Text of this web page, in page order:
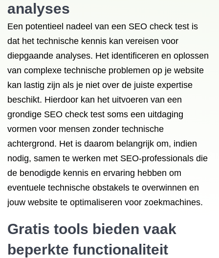
analyses
Een potentieel nadeel van een SEO check test is
dat het technische kennis kan vereisen voor
diepgaande analyses. Het identificeren en oplossen
van complexe technische problemen op je website
kan lastig zijn als je niet over de juiste expertise
beschikt. Hierdoor kan het uitvoeren van een
grondige SEO check test soms een uitdaging
vormen voor mensen zonder technische
achtergrond. Het is daarom belangrijk om, indien
nodig, samen te werken met SEO-professionals die
de benodigde kennis en ervaring hebben om
eventuele technische obstakels te overwinnen en
jouw website te optimaliseren voor zoekmachines.
Gratis tools bieden vaak
beperkte functionaliteit